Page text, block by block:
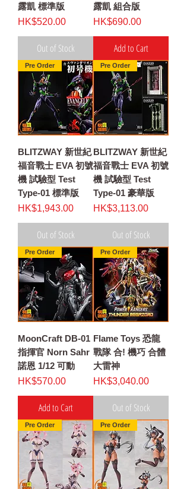
露凱 標準版
Price
HK$520.00
Out of Stock
露凱 組合版
Price
HK$690.00
Add to Cart
Pre Order
BLITZWAY 新世紀
福音戰士 EVA 初號
機 試驗型 Test
Type-01 標準版
Price
HK$1,943.00
Out of Stock
Pre Order
BLITZWAY 新世紀
福音戰士 EVA 初號
機 試驗型 Test
Type-01 豪華版
Price
HK$3,113.00
Out of Stock
Pre Order
MoonCraft DB-01
指揮官 Norn Sahr
諾恩 1/12 可動
Price
HK$570.00
Add to Cart
Pre Order
Flame Toys 恐龍
戰隊 合! 機巧 合體
大雷神
Price
HK$3,040.00
Out of Stock
Pre Order Pre Order